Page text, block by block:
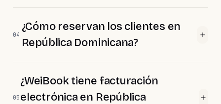
04
¿Cómo reservan los clientes en
República Dominicana?
05
¿WeiBook tiene facturación
electrónica en República